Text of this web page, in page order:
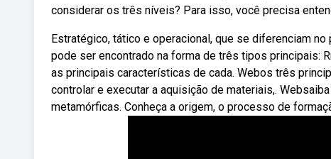
considerar os três níveis? Para isso, você precisa
Estratégico, tático e operacional, que se diferenciam
pode ser encontrado na forma de três tipos principais:
as principais características de cada. Webos três
controlar e executar a aquisição de materiais,.
metamórficas. Conheça a origem, o processo de